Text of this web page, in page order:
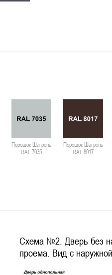
Порошок Шагрень
RAL 7035
Порошок Шагрень
RAL 8017
Схема №2. Дверь без
проема. Вид с